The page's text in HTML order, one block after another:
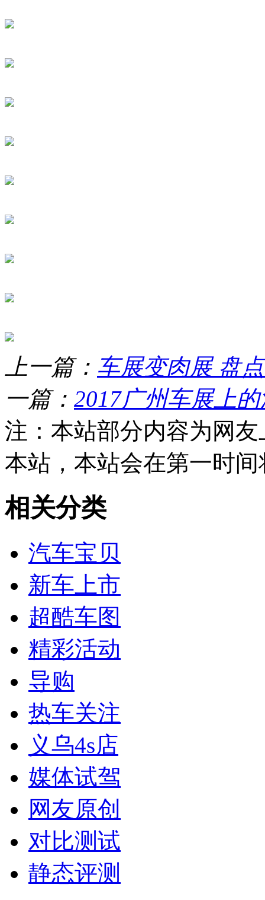
上一篇： 车展变肉展 盘
一篇： 2017广州车展上
注：本站部分内容为网
本站，本站会在第一时
相关分类
汽车宝贝
新车上市
超酷车图
精彩活动
导购
热车关注
义乌4s店
媒体试驾
网友原创
对比测试
静态评测